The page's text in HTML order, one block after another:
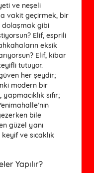
ve neşeli
vakit geçirmek, bir
dolaşmak gibi
Elif, esprili
eksik
Elif, kibar
tutuyor.
her şeydir;
modern bir
sıfır;
bile
güzel yanı
ve sıcaklık
Yapılır?